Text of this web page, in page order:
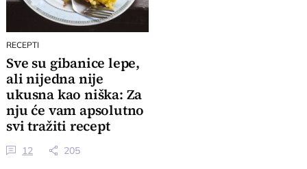
RECEPTI
Sve su gibanice lepe,
ali nijedna nije
ukusna kao niška: Za
nju će vam apsolutno
svi tražiti recept
12 205